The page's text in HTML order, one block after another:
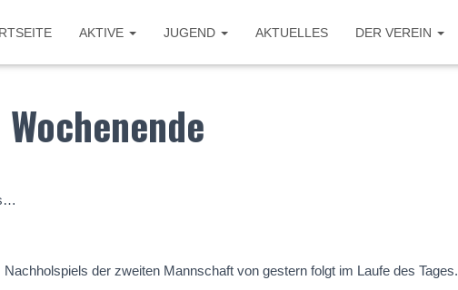
AKTIVE JUGEND AKTUELLES DER VEREIN
der zweiten Mannschaft von gestern folgt im Laufe des Tages.